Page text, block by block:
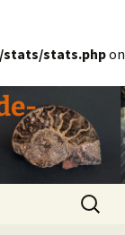
stats/stats.phpon